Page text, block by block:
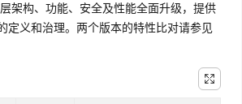
架构、功能、安全及性能全面升级，提供
定义和治理。两个版本的特性比对请参见